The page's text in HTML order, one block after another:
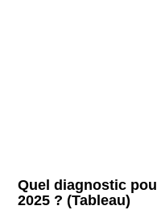
Quel diagnostic
2025 ? (Tableau)